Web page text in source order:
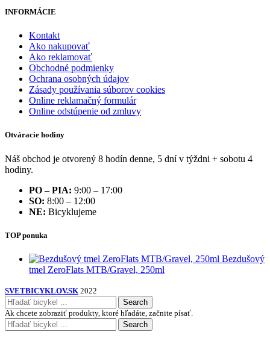
INFORMÁCIE
Kontakt
Ako nakupovať
Ako reklamovať
Obchodné podmienky
Ochrana osobných údajov
Zásady používania súborov cookies
Online reklamačný formulár
Online odstúpenie od zmluvy
Otváracie hodiny
Náš obchod je otvorený 8 hodín denne, 5 dní v týždni + sobotu 4
hodiny.
PO – PIA: 9:00 – 17:00
SO: 8:00 – 12:00
NE: Bicyklujeme
TOP ponuka
Bezdušový
tmel ZeroFlats MTB/Gravel, 250ml
SVETBICYKLOV.SK 2022
Search
Ak chcete zobraziť produkty, ktoré hľadáte, začnite písať.
Search